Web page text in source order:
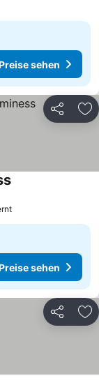
sehen
Teilen
sehen
Teilen